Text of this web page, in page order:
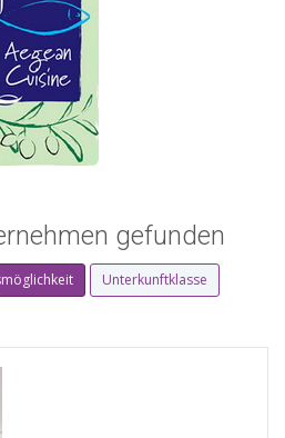
gefunden
Unterkunftklasse